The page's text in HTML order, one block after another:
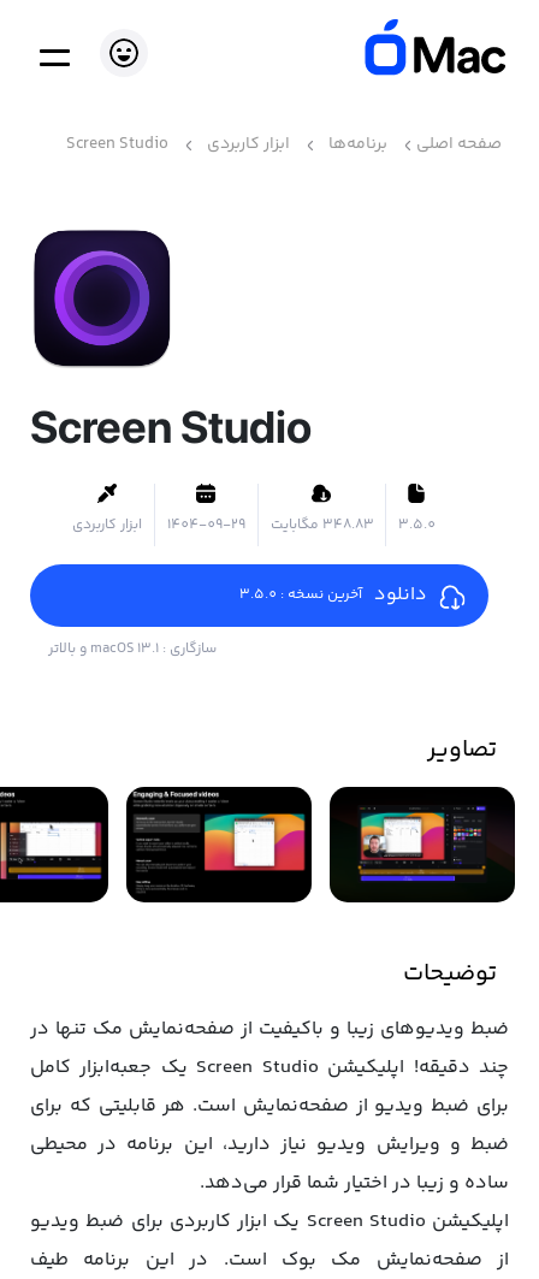
صفحه اصلی برنامه‌ها ابزار کاربردی Screen Studio
Screen Studio
3.5.0 ۳۴۸.۸۳ مگابایت 1404-09-29 ابزار کاربردی
دانلود آخرین نسخه : 3.5.0
سازگاری : macOS 13.1 و بالاتر
تصاویر
توضیحات
ضبط ویدیوهای زیبا و باکیفیت از صفحه‌نمایش مک تنها در
چند دقیقه! اپلیکیشن Screen Studio یک جعبه‌ابزار کامل
برای ضبط ویدیو از صفحه‌نمایش است. هر قابلیتی که برای
ضبط و ویرایش ویدیو نیاز دارید، این برنامه در محیطی
ساده و زیبا در اختیار شما قرار می‌دهد.
اپلیکیشن Screen Studio یک ابزار کاربردی برای ضبط ویدیو
از صفحه‌نمایش مک بوک است. در این برنامه طیف